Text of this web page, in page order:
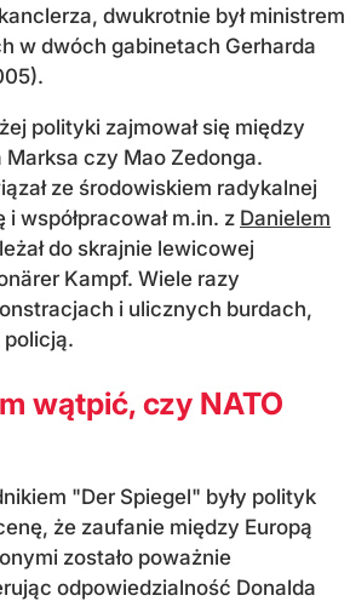
dwukrotnie był ministrem
w dwóch gabinetach Gerharda
polityki zajmował się między
czy Mao Zedonga.
ze środowiskiem radykalnej
i współpracował m.in. z Danielem
do skrajnie lewicowej
Kampf. Wiele razy
i ulicznych burdach,
wątpić, czy NATO
"Der Spiegel" były polityk
że zaufanie między Europą
zostało poważnie
odpowiedzialność Donalda